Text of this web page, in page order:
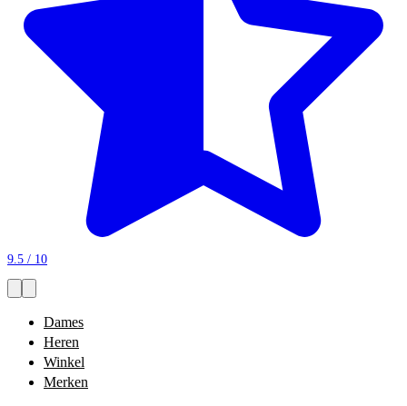
9.5 / 10
Dames
Heren
Winkel
Merken